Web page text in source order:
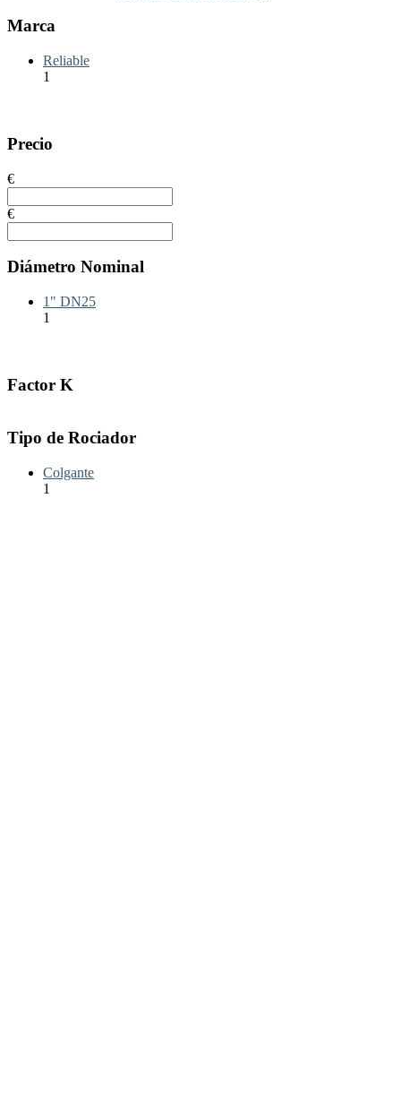
Marca
Reliable
1
Precio
€
€
Diámetro Nominal
1" DN25
1
Factor K
Tipo de Rociador
Colgante
1